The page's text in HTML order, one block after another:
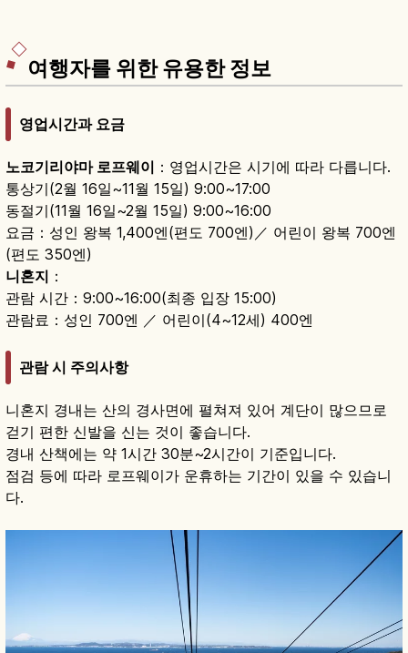
여행자를 위한 유용한 정보
영업시간과 요금
노코기리야마 로프웨이 ：영업시간은 시기에 따라 다릅니다.
통상기(2월 16일~11월 15일) 9:00~17:00
동절기(11월 16일~2월 15일) 9:00~16:00
요금：성인 왕복 1,400엔(편도 700엔)／ 어린이 왕복 700엔
(편도 350엔)
니혼지 ：
관람 시간：9:00~16:00(최종 입장 15:00)
관람료：성인 700엔 ／ 어린이(4~12세) 400엔
관람 시 주의사항
니혼지 경내는 산의 경사면에 펼쳐져 있어 계단이 많으므로
걷기 편한 신발을 신는 것이 좋습니다.
경내 산책에는 약 1시간 30분~2시간이 기준입니다.
점검 등에 따라 로프웨이가 운휴하는 기간이 있을 수 있습니
다.